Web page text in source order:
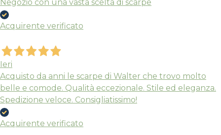
60,00 €.
Negozio con una vasta scelta di scarpe
Acquirente verificato
Ieri
Acquisto da anni le scarpe di Walter che trovo molto
belle e comode. Qualità eccezionale. Stile ed eleganza.
Spedizione veloce. Consigliatissimo!
Acquirente verificato